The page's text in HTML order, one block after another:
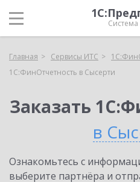
Главная Сервисы ИТС
1С:ФинОтчетность в Сысерти
Заказать
в
Ознакомьтесь с
выберите партнёра и